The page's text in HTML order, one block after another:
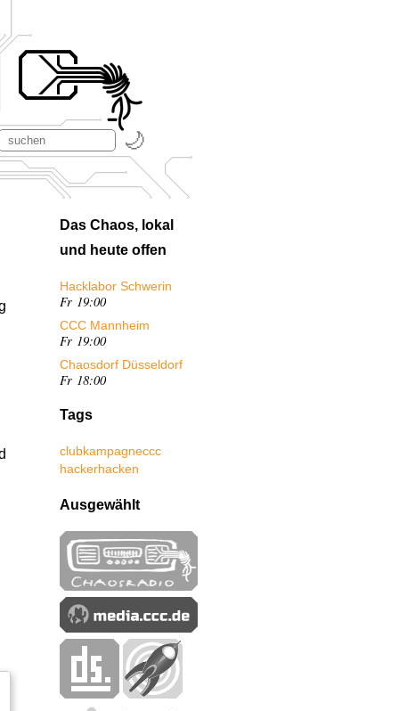
Das Chaos, lokal
und heute offen
Hacklabor Schwerin
Fr 19:00
CCC Mannheim
Fr 19:00
Chaosdorf Düsseldorf
Fr 18:00
Tags
clubkampagneccc
hackerhacken
Ausgewählt